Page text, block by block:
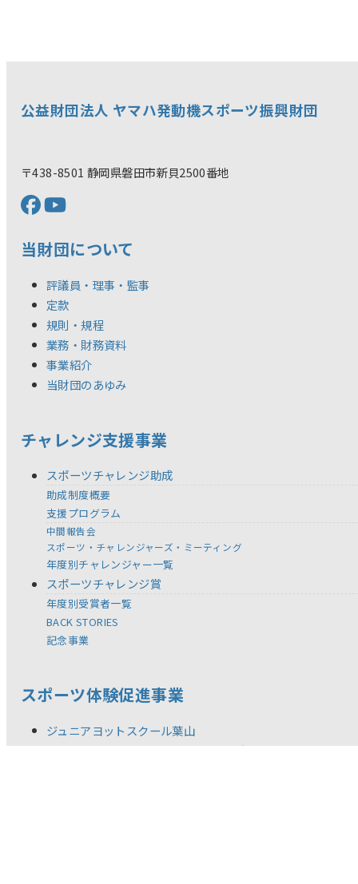
公益財団法人 ヤマハ発動機スポーツ振興財団
〒438-8501 静岡県磐田市新貝2500番地
当財団について
評議員・理事・監事
定款
規則・規程
業務・財務資料
事業紹介
当財団のあゆみ
チャレンジ支援事業
スポーツチャレンジ助成
助成制度概要
支援プログラム
中間報告会
スポーツ・チャレンジャーズ・ミーティング
年度別チャレンジャー一覧
スポーツチャレンジ賞
年度別受賞者一覧
BACK STORIES
記念事業
スポーツ体験促進事業
ジュニアヨットスクール葉山
セーリング・チャレンジカップ IN 浜名湖